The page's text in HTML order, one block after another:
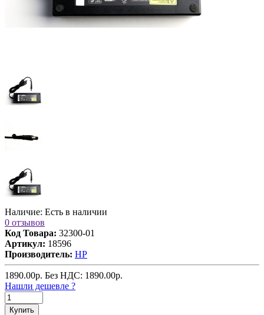
Наличие: Есть в наличии
0 отзывов
Код Товара: 32300-01
Артикул: 18596
Производитель: HP
1890.00р. Без НДС: 1890.00р.
Нашли дешевле ?
Купить